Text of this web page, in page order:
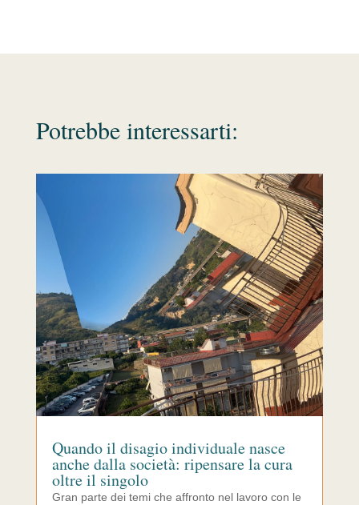
Potrebbe interessarti:
Quando il disagio individuale nasce
anche dalla società: ripensare la cura
oltre il singolo
Gran parte dei temi che affronto nel lavoro con le